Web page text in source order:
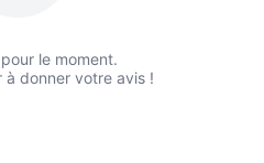
le moment.
à donner votre avis !